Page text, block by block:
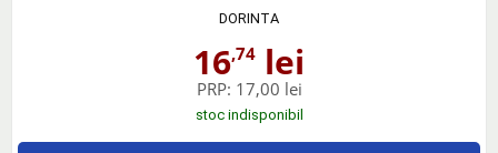
DORINTA
16,74 lei
PRP: 17,00 lei
stoc indisponibil